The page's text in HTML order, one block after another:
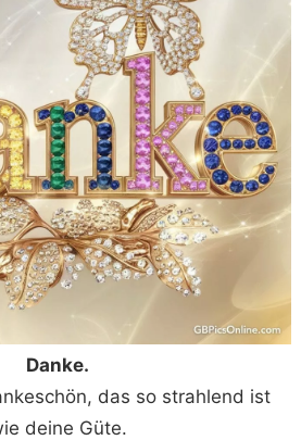
Danke.
das so strahlend ist
deine Güte.